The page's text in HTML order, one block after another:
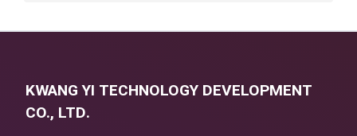
KWANG YI TECHNOLOGY DEVELOPMENT
CO., LTD.